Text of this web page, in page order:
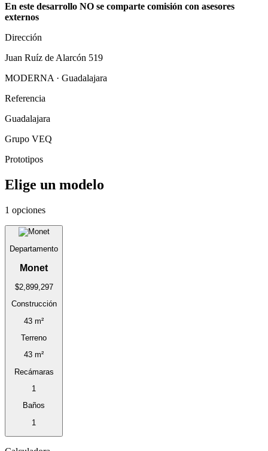
En este desarrollo NO se comparte comisión con asesores
externos
Dirección
Juan Ruíz de Alarcón 519
MODERNA · Guadalajara
Referencia
Guadalajara
Grupo VEQ
Prototipos
Elige un modelo
1 opciones
Departamento
Monet
$2,899,297
Construcción
43 m²
Terreno
43 m²
Recámaras
1
Baños
1